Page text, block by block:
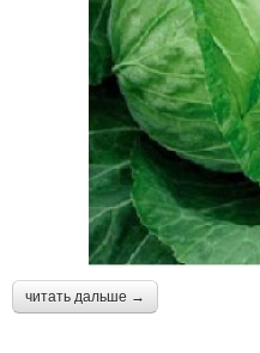
читать дальше →